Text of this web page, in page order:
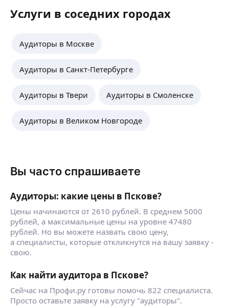
Услуги в соседних городах
Аудиторы в Москве
Аудиторы в Санкт-Петербурге
Аудиторы в Твери Аудиторы в Смоленске
Аудиторы в Великом Новгороде
Вы часто спрашиваете
Аудиторы: какие цены в Пскове?
Цены начинаются от 2610 рублей. В среднем 5000
рублей, а максимальные цены на уровне 47480
рублей. Но вы можете назвать свою цену,
а специалисты, которые откликнутся на вашу заявку -
свою.
Как найти аудитора в Пскове?
Сейчас на Профи.ру готовы помочь 822 специалиста.
Просто оставьте заявку на услугу "аудиторы".